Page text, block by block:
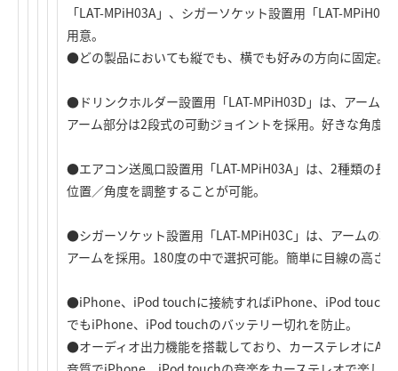
「LAT-MPiH03A」、シガーソケット設置用「LAT-
用意。
●どの製品においても縦でも、横でも好みの方向に固定。
●ドリンクホルダー設置用「LAT-MPiH03D」は、アーム
アーム部分は2段式の可動ジョイントを採用。好きな角度
●エアコン送風口設置用「LAT-MPiH03A」は、2種類の長
位置／角度を調整することが可能。
●シガーソケット設置用「LAT-MPiH03C」は、アームの
アームを採用。180度の中で選択可能。簡単に目線の高さ
●iPhone、iPod touchに接続すればiPhone、iPod touch
でもiPhone、iPod touchのバッテリー切れを防止。
●オーディオ出力機能を搭載しており、カーステレオに